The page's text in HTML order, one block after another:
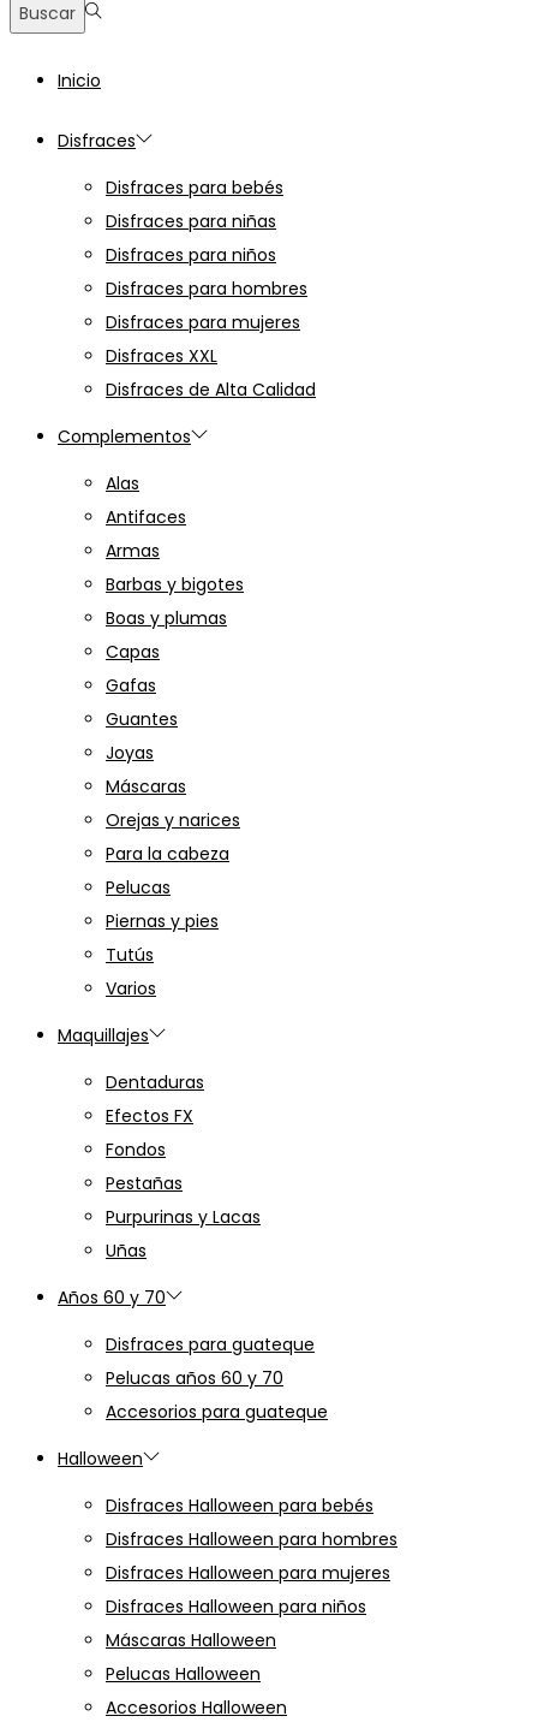
Buscar
Inicio
Disfraces
Disfraces para bebés
Disfraces para niñas
Disfraces para niños
Disfraces para hombres
Disfraces para mujeres
Disfraces XXL
Disfraces de Alta Calidad
Complementos
Alas
Antifaces
Armas
Barbas y bigotes
Boas y plumas
Capas
Gafas
Guantes
Joyas
Máscaras
Orejas y narices
Para la cabeza
Pelucas
Piernas y pies
Tutús
Varios
Maquillajes
Dentaduras
Efectos FX
Fondos
Pestañas
Purpurinas y Lacas
Uñas
Años 60 y 70
Disfraces para guateque
Pelucas años 60 y 70
Accesorios para guateque
Halloween
Disfraces Halloween para bebés
Disfraces Halloween para hombres
Disfraces Halloween para mujeres
Disfraces Halloween para niños
Máscaras Halloween
Pelucas Halloween
Accesorios Halloween